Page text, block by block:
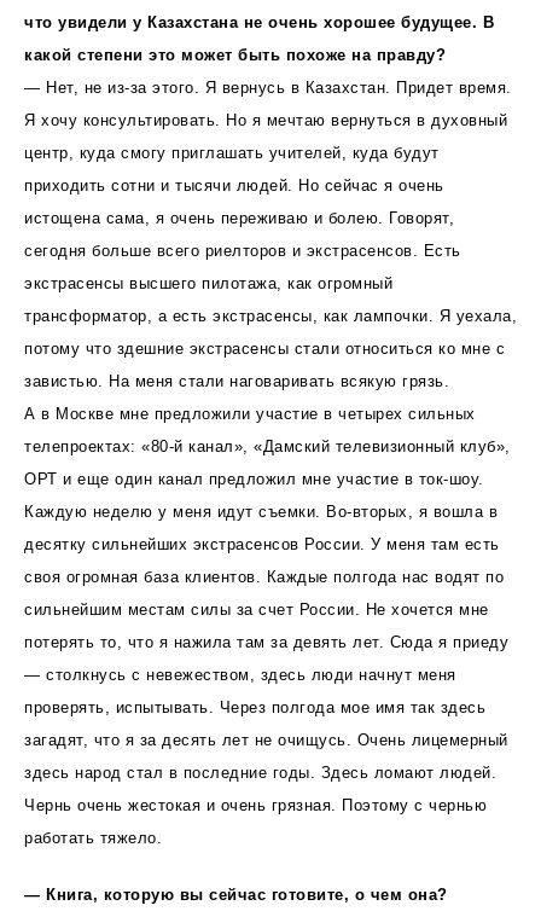
что увидели у Казахстана не очень хорошее будущее. В
какой степени это может быть похоже на правду?
— Нет, не из-за этого. Я вернусь в Казахстан. Придет время.
Я хочу консультировать. Но я мечтаю вернуться в духовный
центр, куда смогу приглашать учителей, куда будут
приходить сотни и тысячи людей. Но сейчас я очень
истощена сама, я очень переживаю и болею. Говорят,
сегодня больше всего риелторов и экстрасенсов. Есть
экстрасенсы высшего пилотажа, как огромный
трансформатор, а есть экстрасенсы, как лампочки. Я уехала,
потому что здешние экстрасенсы стали относиться ко мне с
завистью. На меня стали наговаривать всякую грязь.
А в Москве мне предложили участие в четырех сильных
телепроектах: «80-й канал», «Дамский телевизионный клуб»,
ОРТ и еще один канал предложил мне участие в ток-шоу.
Каждую неделю у меня идут съемки. Во-вторых, я вошла в
десятку сильнейших экстрасенсов России. У меня там есть
своя огромная база клиентов. Каждые полгода нас водят по
сильнейшим местам силы за счет России. Не хочется мне
потерять то, что я нажила там за девять лет. Сюда я приеду
— столкнусь с невежеством, здесь люди начнут меня
проверять, испытывать. Через полгода мое имя так здесь
загадят, что я за десять лет не очищусь. Очень лицемерный
здесь народ стал в последние годы. Здесь ломают людей.
Чернь очень жестокая и очень грязная. Поэтому с чернью
работать тяжело.
— Книга, которую вы сейчас готовите, о чем она?